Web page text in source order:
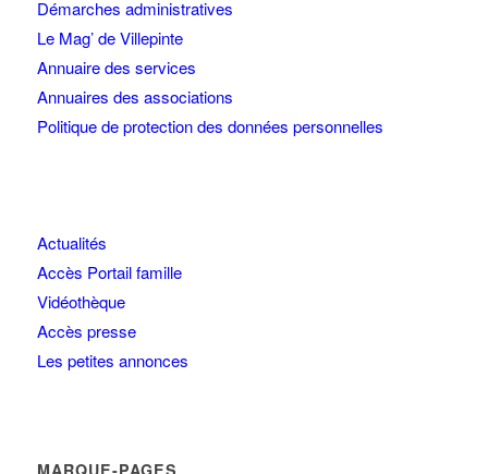
Démarches administratives
Le Mag’ de Villepinte
Annuaire des services
Annuaires des associations
Politique de protection des données personnelles
Actualités
Accès Portail famille
Vidéothèque
Accès presse
Les petites annonces